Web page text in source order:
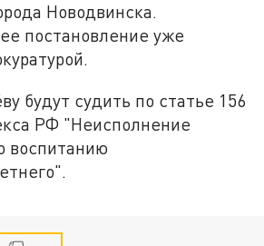
Новодвинска.
постановление уже
будут судить по статье 156
РФ "Неисполнение
воспитанию